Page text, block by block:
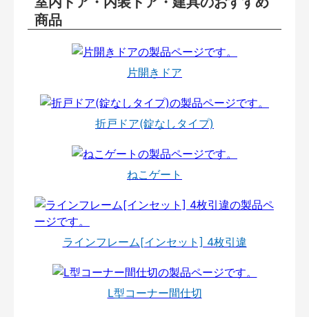
商品
片開きドア
折戸ドア(錠なしタイプ)
ねこゲート
ラインフレーム[インセット] 4枚引違
L型コーナー間仕切